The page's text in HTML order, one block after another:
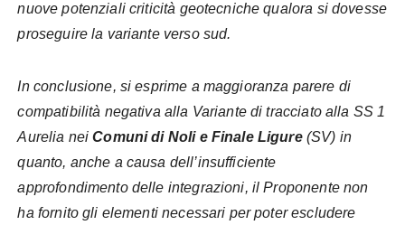
nuove potenziali criticità geotecniche qualora si dovesse
proseguire la variante verso sud.
In conclusione, si esprime a maggioranza parere di
compatibilità negativa alla Variante di tracciato alla SS 1
Aurelia neiComuni di Noli e Finale Ligure(SV) in
quanto, anche a causa dell’insufficiente
approfondimento delle integrazioni, il Proponente non
ha fornito gli elementi necessari per poter escludere